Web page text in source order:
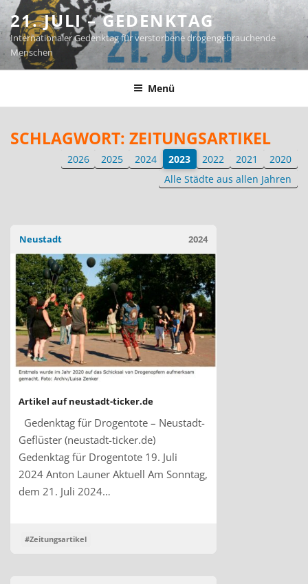
Zum
Inhalt
springen
21. JULI – GEDENKTAG
Internationaler Gedenktag für verstorbene drogengebrauchende
Menschen
Menü
SCHLAGWORT: ZEITUNGSARTIKEL
2026 2025 2024 2023 2022 2021
2020
Alle Städte aus allen Jahren
2024
Neustadt
Artikel auf neustadt-ticker.de
Gedenktag für Drogentote – Neustadt-
Geflüster (neustadt-ticker.de)
Gedenktag für Drogentote 19. Juli
2024 Anton Launer Aktuell Am Sonntag,
dem 21. Juli 2024…
#Zeitungsartikel